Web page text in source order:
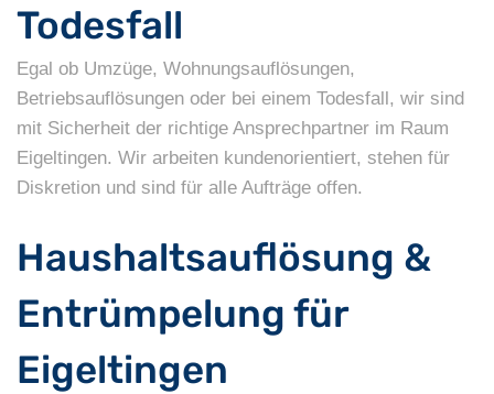
Todesfall
Egal ob Umzüge, Wohnungsauflösungen,
Betriebsauflösungen oder bei einem Todesfall, wir sind
mit Sicherheit der richtige Ansprechpartner im Raum
Eigeltingen. Wir arbeiten kundenorientiert, stehen für
Diskretion und sind für alle Aufträge offen.
Haushaltsauflösung &
Entrümpelung für
Eigeltingen